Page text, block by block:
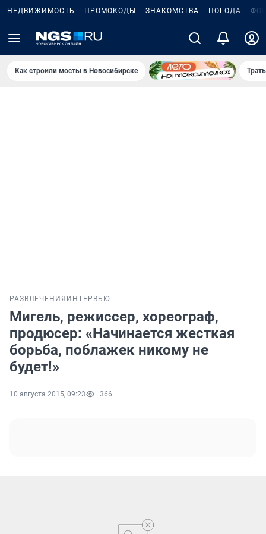
НЕДВИЖИМОСТЬ ПРОМОКОДЫ ЗНАКОМСТВА ПОГОДА
Как строили мосты в Новосибирске
РАЗВЛЕЧЕНИЯ ИНТЕРВЬЮ
Мигель, режиссер, хореограф,
продюсер: «Начинается жесткая
борьба, поблажек никому не
будет!»
10 августа 2015, 09:23 366